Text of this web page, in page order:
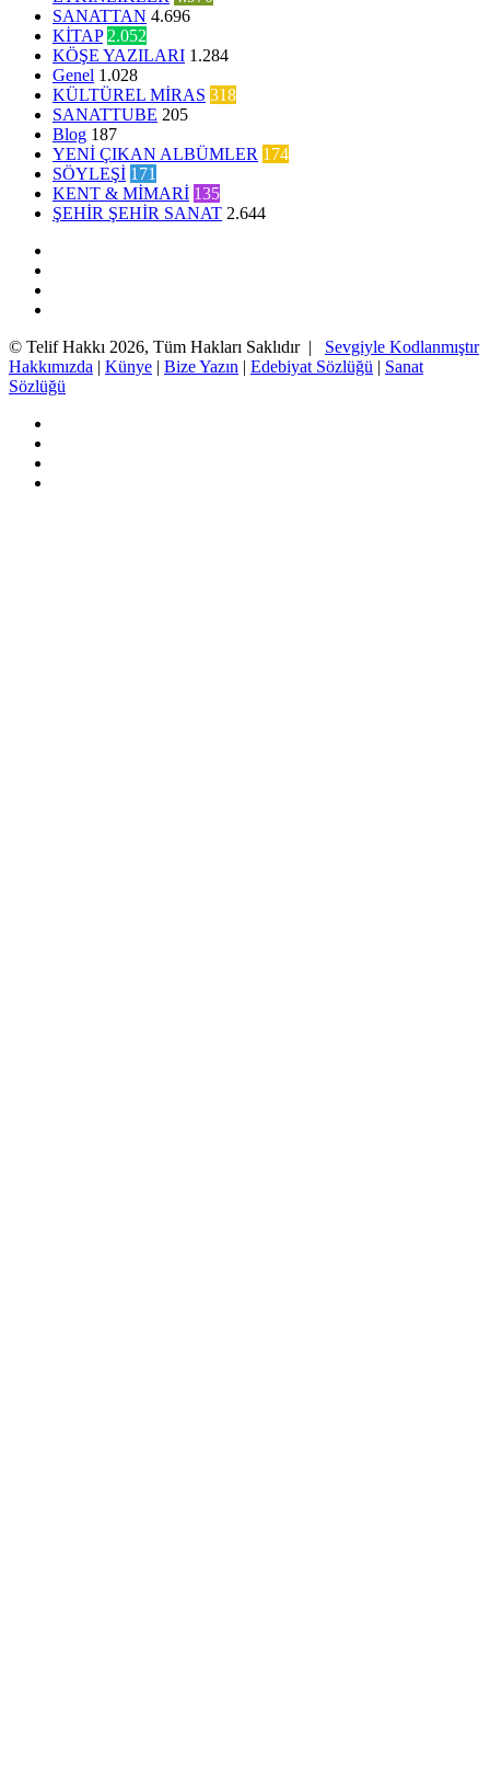
SANATTAN 4.696
KİTAP 2.052
KÖŞE YAZILARI 1.284
Genel 1.028
KÜLTÜREL MİRAS 318
SANATTUBE 205
Blog 187
YENİ ÇIKAN ALBÜMLER 174
SÖYLEŞİ 171
KENT & MİMARİ 135
ŞEHİR ŞEHİR SANAT 2.644
© Telif Hakkı 2026, Tüm Hakları Saklıdır | Sevgiyle Kodlanmıştır
Hakkımızda | Künye | Bize Yazın | Edebiyat Sözlüğü | Sanat
Sözlüğü